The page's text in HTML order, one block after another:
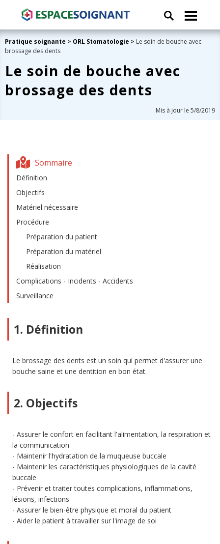
Pratique soignante > ORL Stomatologie > Le soin de bouche avec
brossage des dents
Le soin de bouche avec
brossage des dents
Mis à jour le 5/8/2019
Sommaire
Définition
Objectifs
Matériel nécessaire
Procédure
Préparation du patient
Préparation du matériel
Réalisation
Complications - Incidents - Accidents
Surveillance
1. Définition
Le brossage des dents est un soin qui permet d'assurer une
bouche saine et une dentition en bon état.
2. Objectifs
Assurer le confort en facilitant l'alimentation, la respiration et
la communication
Maintenir l'hydratation de la muqueuse buccale
Maintenir les caractéristiques physiologiques de la cavité
buccale
Prévenir et traiter toutes complications, inflammations,
lésions, infections
Assurer le bien-être physique et moral du patient
Aider le patient à travailler sur l'image de soi